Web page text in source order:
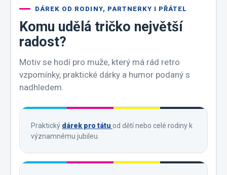
DÁREK OD RODINY, PARTNERKY I PŘÁTEL
Komu udělá tričko největší
radost?
Motiv se hodí pro muže, který má rád retro
vzpomínky, praktické dárky a humor podaný s
nadhledem.
Praktický dárek pro tátu od dětí nebo celé rodiny k
významnému jubileu.